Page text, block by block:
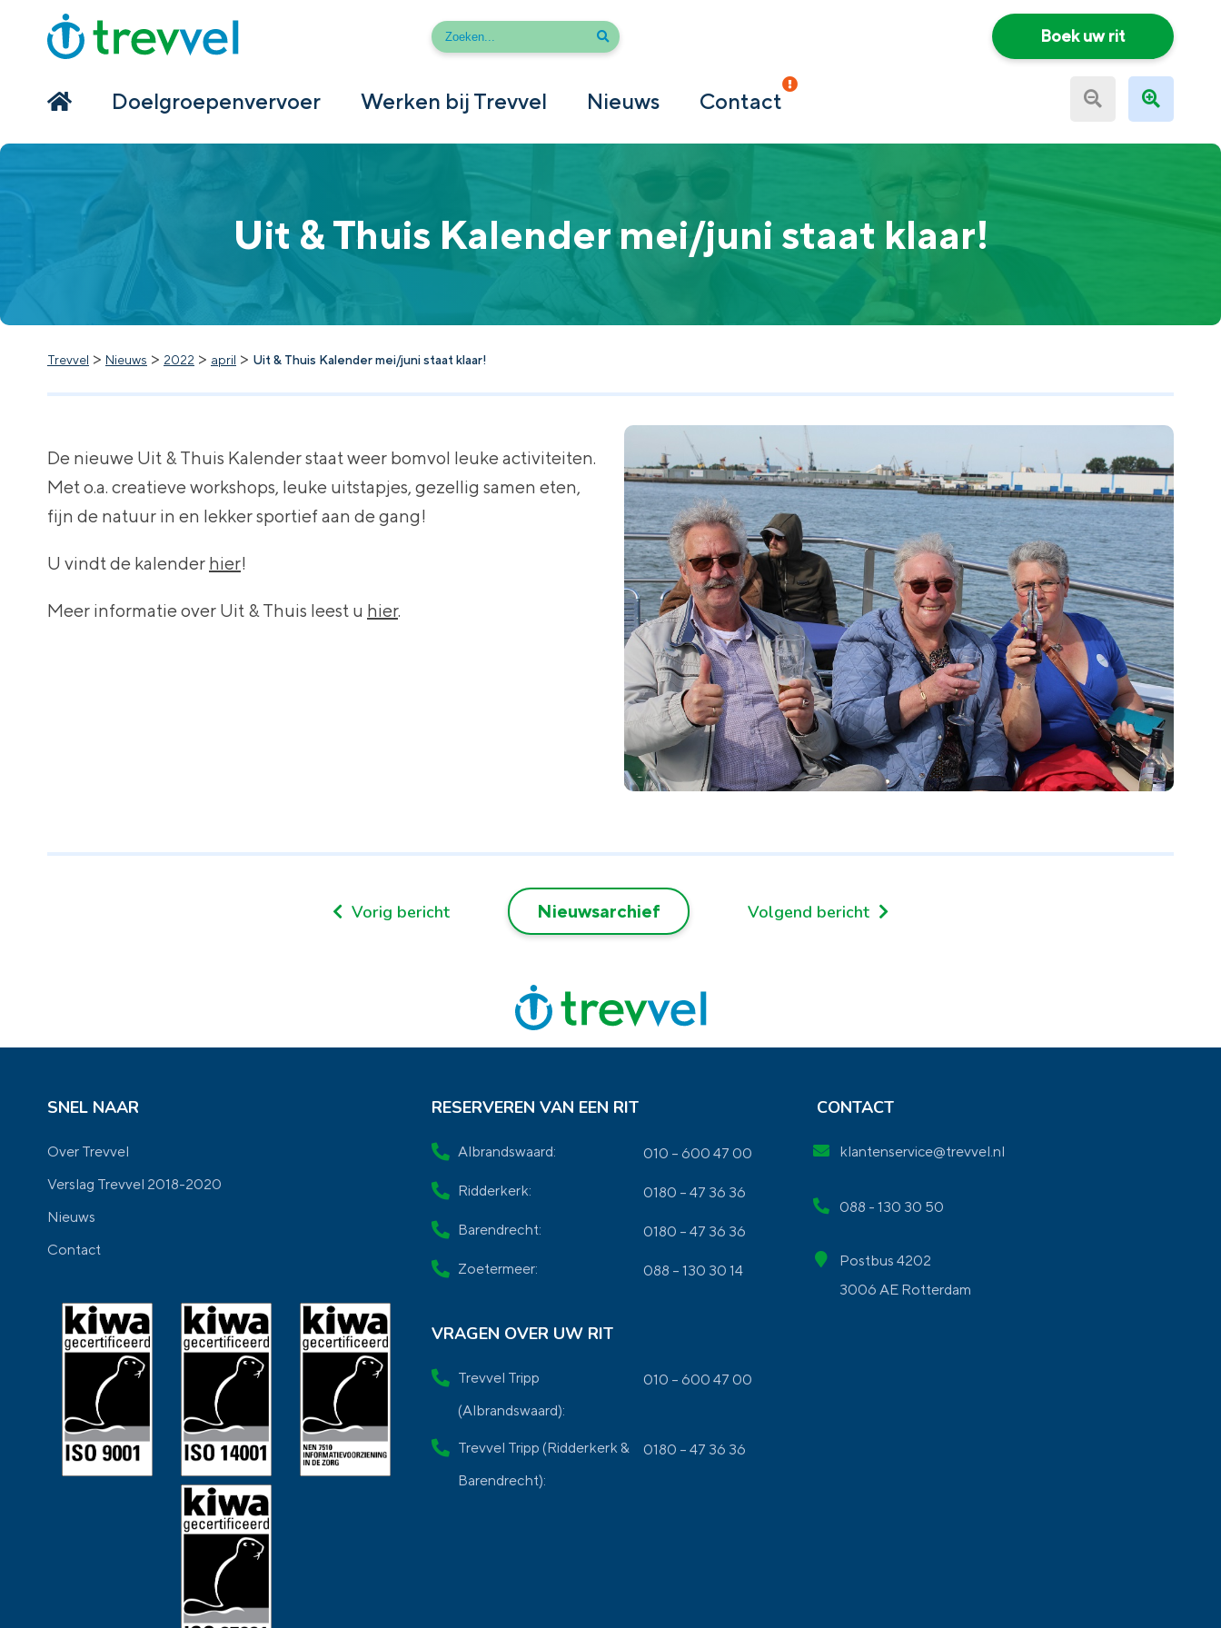
Home
Doelgroepenvervoer
Boek uw rit
Doelgroepenvervoer Werken bij Trevvel Nieuws Contact
Uit & Thuis Kalender mei/juni staat klaar!
Trevvel > Nieuws > 2022 > april > Uit & Thuis Kalender mei/juni staat klaar!
De nieuwe Uit & Thuis Kalender staat weer bomvol leuke activiteiten.
Met o.a. creatieve workshops, leuke uitstapjes, gezellig samen eten,
fijn de natuur in en lekker sportief aan de gang!
U vindt de kalender hier!
Meer informatie over Uit & Thuis leest u hier.
Vorig bericht Nieuwsarchief Volgend bericht
SNEL NAAR
Over Trevvel
Verslag Trevvel 2018-2020
Nieuws
Contact
RESERVEREN VAN EEN RIT
Albrandswaard: 010 – 600 47 00
Ridderkerk: 0180 – 47 36 36
Barendrecht: 0180 – 47 36 36
Zoetermeer: 088 – 130 30 14
VRAGEN OVER UW RIT
Trevvel Tripp
(Albrandswaard):
010 – 600 47 00
Trevvel Tripp (Ridderkerk &
Barendrecht):
0180 – 47 36 36
CONTACT
klantenservice@trevvel.nl
088 - 130 30 50
Postbus 4202
3006 AE Rotterdam